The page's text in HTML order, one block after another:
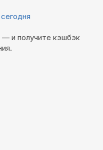
— и получите кэшбэк